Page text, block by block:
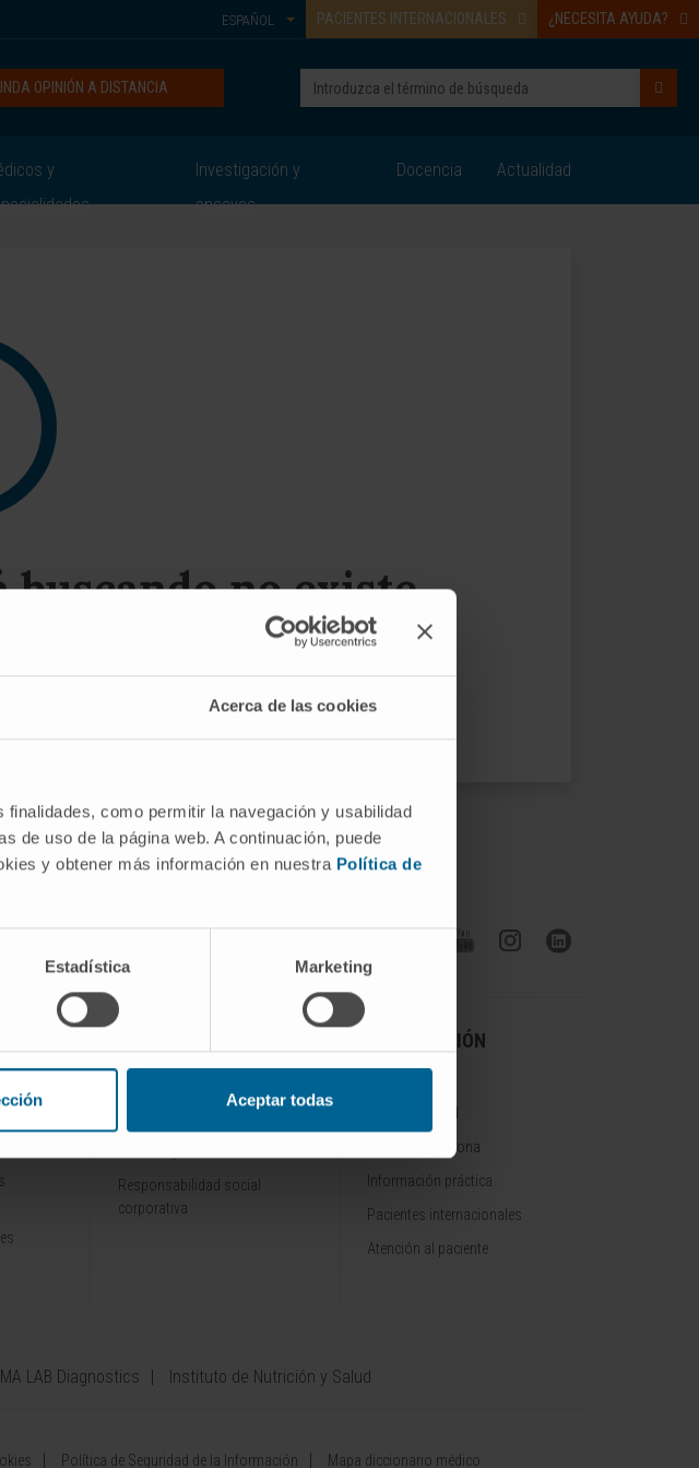
Acerca de las cookies
como permitir la navegación y usabilidad
de uso de la página web. A continuación, puede
y obtener más información en nuestra Política de
Estadística Marketing
Aceptar todas
PACIENTES INTERNACIONALES ¿NECESITA AYUDA?
ESPAÑOL
OPINIÓN A DISTANCIA
y
Investigación y
ensayos
Docencia Actualidad
buscando no existe...
las opciones del menú.
Responsabilidad social
corporativa
INFORMACIÓN
PRÁCTICA
Sede de Pamplona
Información práctica
Pacientes internacionales
Atención al paciente
LAB Diagnostics Instituto de Nutrición y Salud
Política de Seguridad de la Información Mapa diccionario médico